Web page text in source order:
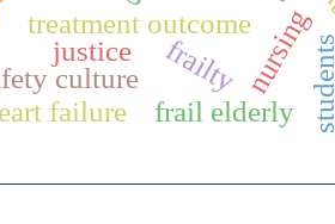
nursing
treatment outcome
frailty
frail elderly
culture
justice
failure